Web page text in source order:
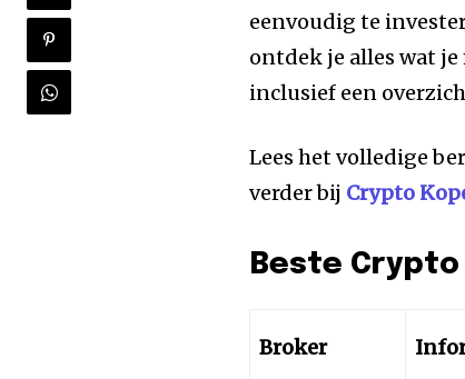
eenvoudig te
ontdek je alles wat
inclusief een
Lees het volledige
verder bij Crypto
Beste
Broker